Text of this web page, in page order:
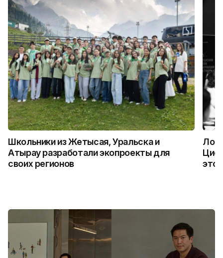
Школьники из Жетысая, Уральска и
Атырау разработали экопроекты для
своих регионов
это